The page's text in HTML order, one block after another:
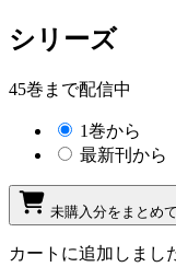
シリーズ
45巻まで配信中
1巻から
最新刊から
未購入分をまとめ
カートに追加しまし